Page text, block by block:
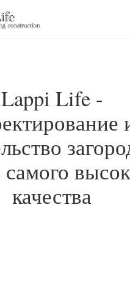
Lappi Life -
качества